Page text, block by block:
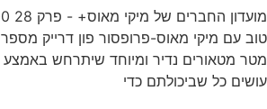
טוב עם מיקי מאוס-פרופסור פון דרייק
מטר מטאורים נדיר ומיוחד שיתרחש באמצע
עושים כל שביכולתם כדי